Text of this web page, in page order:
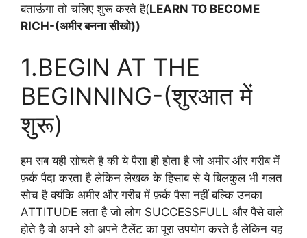
बताऊंगा तो चलिए शुरू करते है(LEARN TO BECOME
RICH-(अमीर बनना सीखो))
1.BEGIN AT THE
BEGINNING-(शुरआत में
शुरू)
हम सब यही सोचते है की ये पैसा ही होता है जो अमीर और गरीब में
फ़र्क पैदा करता है लेकिन लेखक के हिसाब से ये बिलकुल भी गलत
सोच है क्यंकि अमीर और गरीब में फ़र्क पैसा नहीं बल्कि उनका
ATTITUDE लता है जो लोग SUCCESSFULL और पैसे वाले
होते है वो अपने ओ अपने टैलेंट का पूरा उपयोग करते है लेकिन यह